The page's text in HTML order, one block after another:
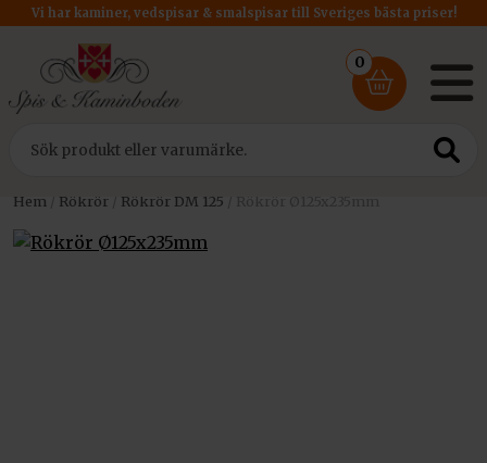
Vi har kaminer, vedspisar & smalspisar till Sveriges bästa priser!
0
Hem Rökrör Rökrör DM 125